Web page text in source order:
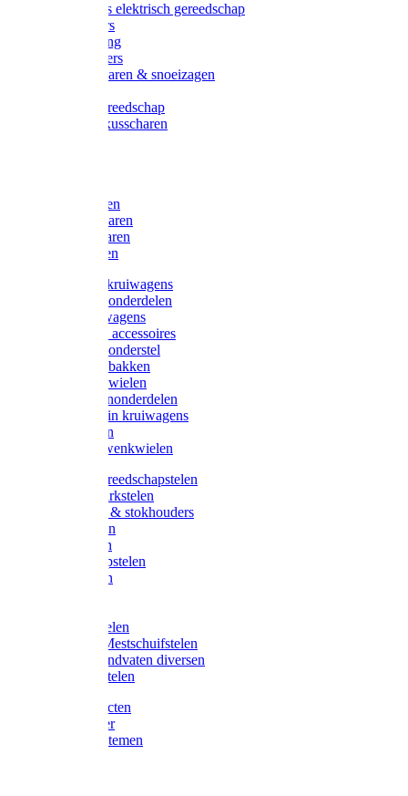
Accessoires elektrisch gereedschap
Grasmaaiers
Tuinreiniging
Robotmaaiers
Heggenscharen & snoeizagen
Klussen gereedschap
Gras & buxusscharen
Snoeischaren
Heggenscharen
Takkenscharen
Snoeimessen
Landbouwkruiwagens
Kruiwagenonderdelen
Bouwkruiwagens
Kruiwagen accessoires
Kruiwagenonderstel
Kruiwagenbakken
Kruiwagenwielen
Steekwagenonderdelen
Huis en Tuin kruiwagens
Steekwagen
Bok- en Zwenkwielen
Overige gereedschapstelen
Bezem-/Harkstelen
Handvaten & stokhouders
Hamerstelen
Spadestelen
Graanschopstelen
Schopstelen
Gardena stelen
Sneeuw- /Mestschuifstelen
Stelen / Handvaten diversen
Telescoopstelen
Tuin producten
Fruitplukker
Ophangsystemen